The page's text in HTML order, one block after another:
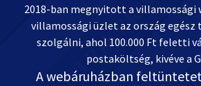
2018-ban megnyitott a villamossági
villamossági üzlet az ország
szolgálni, ahol 100.000 Ft feletti
postaköltség, kivéve a
A webáruházban